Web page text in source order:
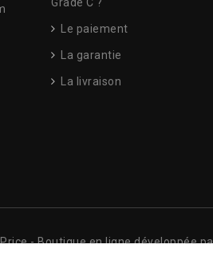
Le paiement
La garantie
La livraison
- Boutique en ligne développée